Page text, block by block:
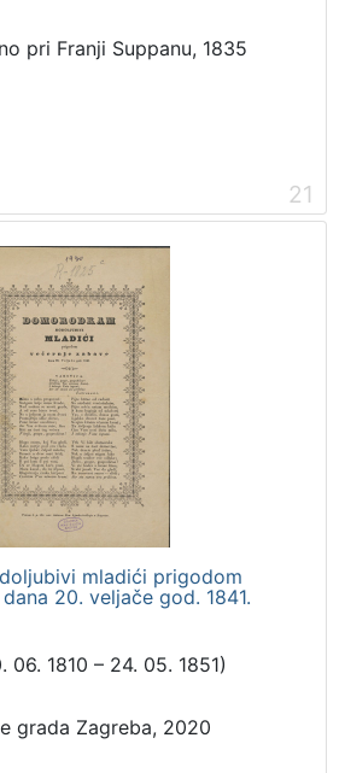
pri Franji Suppanu, 1835
21
mladići prigodom
20. veljače god. 1841.
1810 – 24. 05. 1851)
grada Zagreba, 2020